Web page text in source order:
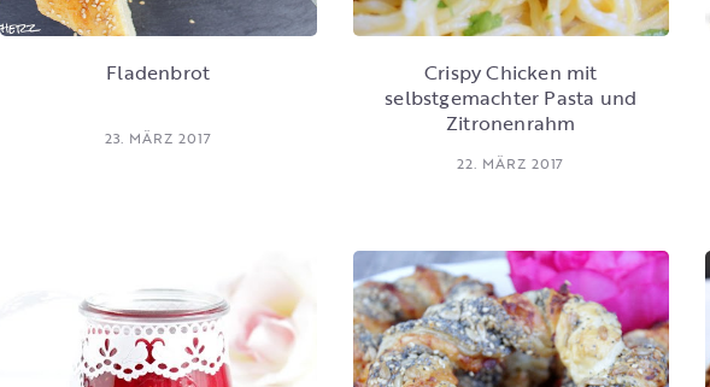
Fladenbrot
23. MÄRZ 2017
Crispy Chicken mit
selbstgemachter Pasta und
Zitronenrahm
22. MÄRZ 2017